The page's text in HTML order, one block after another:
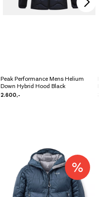
Peak Performance Mens Helium
Down Hybrid Hood Black
2.600,-